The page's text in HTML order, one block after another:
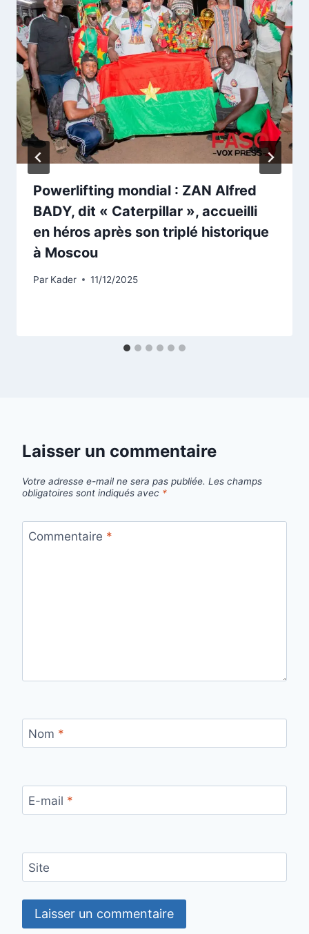
Powerlifting mondial : ZAN Alfred
BADY, dit « Caterpillar », accueilli
en héros après son triplé historique
à Moscou
Par Kader 11/12/2025
Laisser un commentaire
Votre adresse e-mail ne sera pas publiée. Les champs
obligatoires sont indiqués avec *
Commentaire *
Nom *
E-mail *
Site